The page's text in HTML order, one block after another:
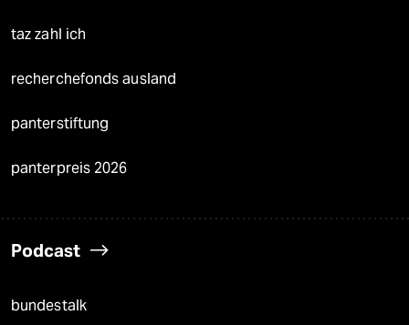
taz zahl ich
recherchefonds ausland
panterstiftung
panterpreis 2026
Podcast
bundestalk